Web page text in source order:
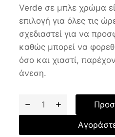
Verde σε μπλε χρώμα
επιλογή για όλες τις
σχεδιαστεί για να
καθώς μπορεί να
όσο και χιαστί,
άνεση.